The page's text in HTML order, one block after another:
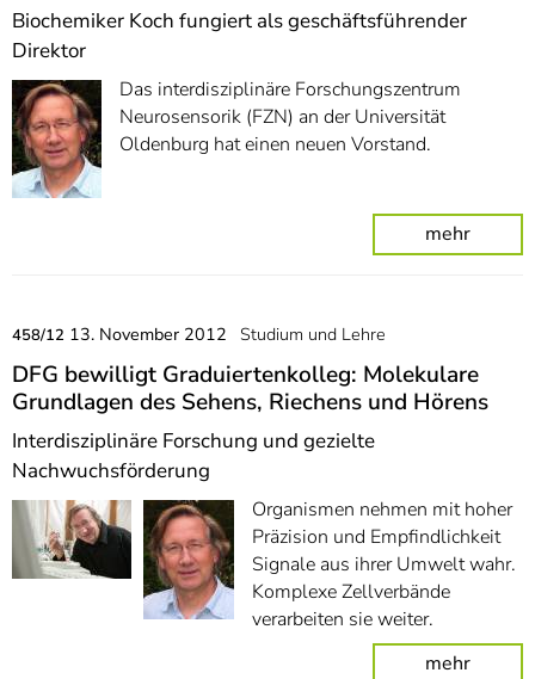
Biochemiker Koch fungiert als geschäftsführender
Direktor
Das interdisziplinäre Forschungszentrum
Neurosensorik (FZN) an der Universität
Oldenburg hat einen neuen Vorstand.
mehr
458/12 13. November 2012 Studium und Lehre
DFG bewilligt Graduiertenkolleg: Molekulare
Grundlagen des Sehens, Riechens und Hörens
Interdisziplinäre Forschung und gezielte
Nachwuchsförderung
Organismen nehmen mit hoher
Präzision und Empfindlichkeit
Signale aus ihrer Umwelt wahr.
Komplexe Zellverbände
verarbeiten sie weiter.
mehr